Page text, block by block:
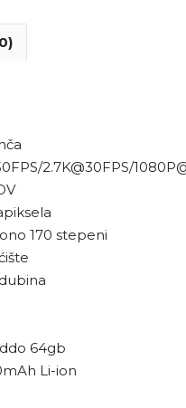
2.7K@30FPS/
170 stepeni
64gb
Li-ion